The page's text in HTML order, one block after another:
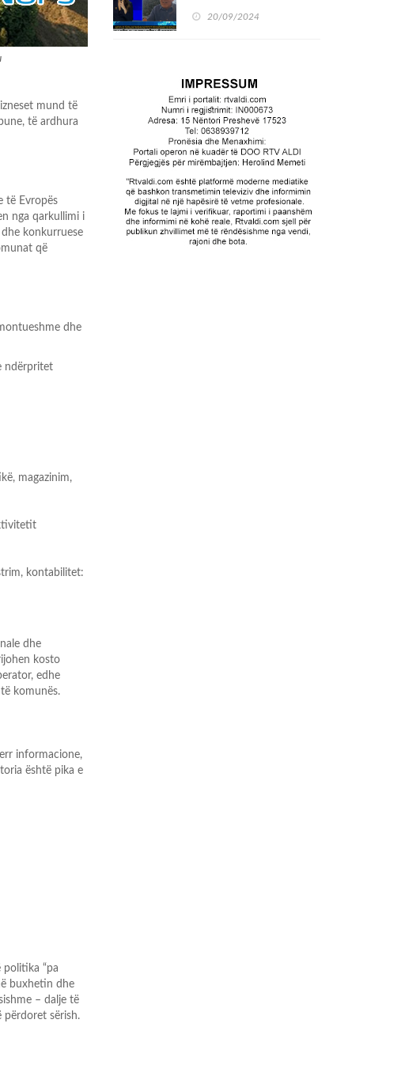
mund të
të ardhura
të Evropës
nga qarkullimi i
dhe konkurruese
që
dhe
ndërpritet
magazinim,
kontabilitet:
dhe
kosto
edhe
komunës.
informacione,
është pika e
politika “pa
buxhetin dhe
– dalje të
përdoret sërish.
20/09/2024